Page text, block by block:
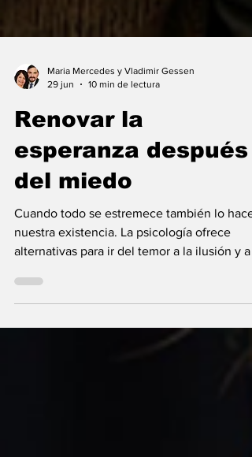
10 min de lectura
Renovar la
esperanza después
del miedo
Cuando todo se estremece también lo hace
nuestra existencia. La psicología ofrece
alternativas para ir del temor a la ilusión y a